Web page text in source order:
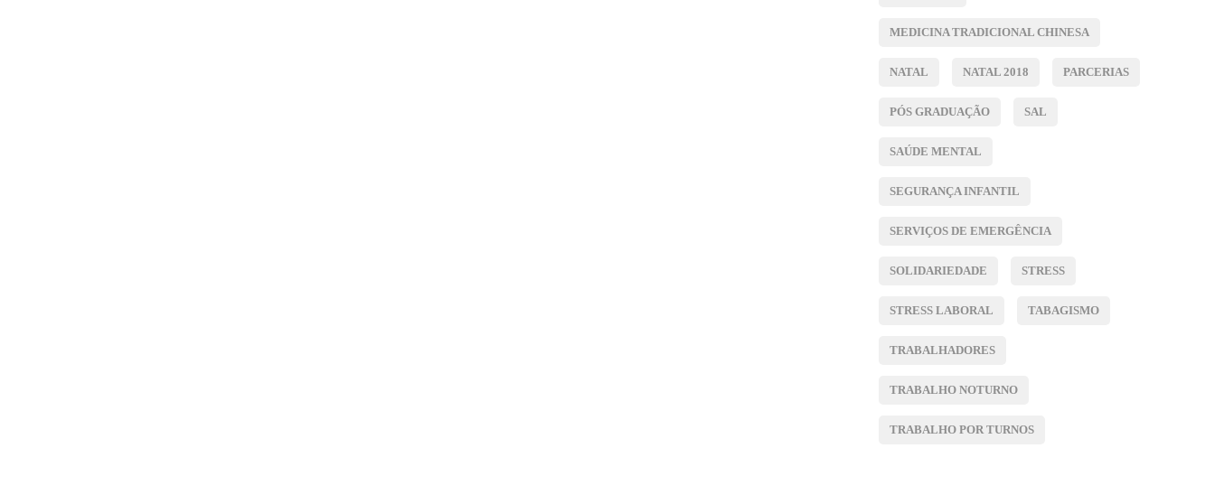
MEDICINA TRADICIONAL CHINESA
NATAL NATAL 2018 PARCERIAS
PÓS GRADUAÇÃO SAL
SAÚDE MENTAL
SEGURANÇA INFANTIL
SERVIÇOS DE EMERGÊNCIA
SOLIDARIEDADE STRESS
STRESS LABORAL TABAGISMO
TRABALHADORES
TRABALHO NOTURNO
TRABALHO POR TURNOS